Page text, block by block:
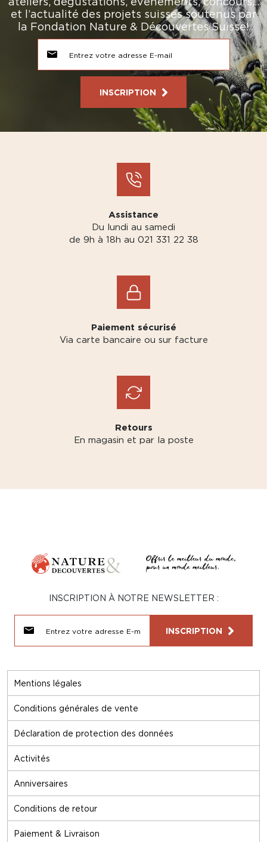
et l’actualité des projets suisses soutenus par
la Fondation Nature & Découvertes Suisse!
INSCRIPTION
Assistance
Du lundi au samedi
de 9h à 18h au 021 331 22 38
Paiement sécurisé
Via carte bancaire ou sur facture
Retours
En magasin et par la poste
Mentions légales
Conditions générales de vente
Déclaration de protection des données
Activités
Anniversaires
Conditions de retour
Paiement & Livraison
INSCRIPTION À NOTRE NEWSLETTER :
INSCRIPTION